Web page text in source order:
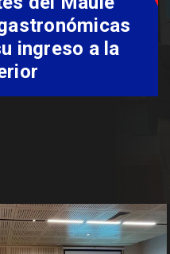
para
Pehuenche
a Los